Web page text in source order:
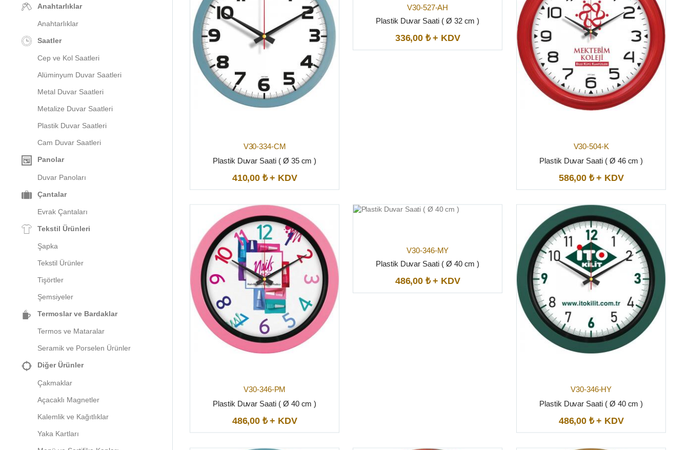
Anahtarlıklar
Anahtarlıklar
Saatler
Cep ve Kol Saatleri
Alüminyum Duvar Saatleri
Metal Duvar Saatleri
Metalize Duvar Saatleri
Plastik Duvar Saatleri
Cam Duvar Saatleri
Panolar
Duvar Panoları
Çantalar
Evrak Çantaları
Tekstil Ürünleri
Şapka
Tekstil Ürünler
Tişörtler
Şemsiyeler
Termoslar ve Bardaklar
Termos ve Mataralar
Seramik ve Porselen Ürünler
Diğer Ürünler
Çakmaklar
Açacaklı Magnetler
Kalemlik ve Kağıtlıklar
Yaka Kartları
V30-334-CM
Plastik Duvar Saati ( Ø 35 cm )
410,00 ₺ + KDV
V30-527-AH
Plastik Duvar Saati ( Ø 32 cm )
336,00 ₺ + KDV
V30-504-K
Plastik Duvar Saati ( Ø 46 cm )
586,00 ₺ + KDV
V30-346-PM
Plastik Duvar Saati ( Ø 40 cm )
486,00 ₺ + KDV
V30-346-MY
Plastik Duvar Saati ( Ø 40 cm )
486,00 ₺ + KDV
V30-346-HY
Plastik Duvar Saati ( Ø 40 cm )
486,00 ₺ + KDV